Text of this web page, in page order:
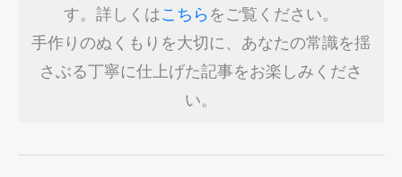
は？
す。詳しくはこちら をご覧ください。
手作りのぬくもりを大切に、あなたの常識を揺
さぶる丁寧に仕上げた記事をお楽しみくださ
い。